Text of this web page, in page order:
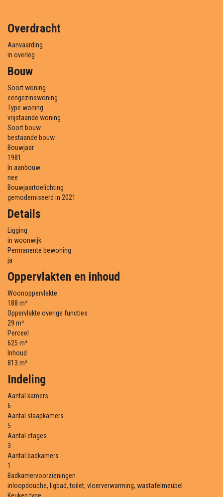
Overdracht
Aanvaarding
in overleg
Bouw
Soort woning
eengezinswoning
Type woning
vrijstaande woning
Soort bouw
bestaande bouw
Bouwjaar
1981
In aanbouw
nee
Bouwjaartoelichting
gemoderniseerd in 2021
Details
Ligging
in woonwijk
Permanente bewoning
ja
Oppervlakten en inhoud
Woonoppervlakte
188 m²
Oppervlakte overige functies
29 m²
Perceel
625 m²
Inhoud
813 m³
Indeling
Aantal kamers
6
Aantal slaapkamers
5
Aantal etages
3
Aantal badkamers
1
Badkamervoorzieningen
inloopdouche, ligbad, toilet, vloerverwarming, wastafelmeubel